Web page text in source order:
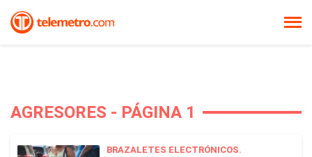
AGRESORES - PÁGINA 1
BRAZALETES ELECTRÓNICOS.